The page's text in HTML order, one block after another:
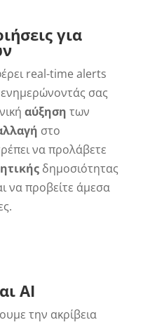
για
real-time alerts
σας
αύξηση των
στο
να προλάβετε
δημοσιότητας
να προβείτε άμεσα
AI
την ακρίβεια